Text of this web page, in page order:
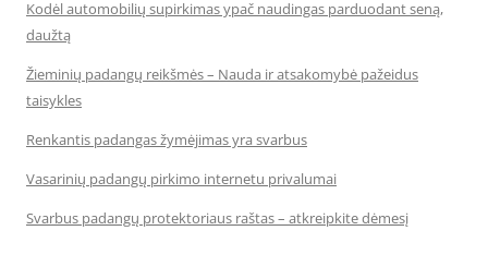
Kodėl automobilių supirkimas ypač naudingas parduodant seną,
daužtą
Žieminių padangų reikšmės – Nauda ir atsakomybė pažeidus
taisykles
Renkantis padangas žymėjimas yra svarbus
Vasarinių padangų pirkimo internetu privalumai
Svarbus padangų protektoriaus raštas – atkreipkite dėmesį